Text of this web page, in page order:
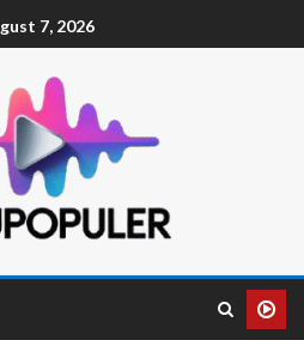
7, 2026